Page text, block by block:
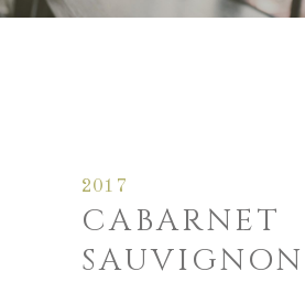
2017
CABARNET
SAUVIGNON